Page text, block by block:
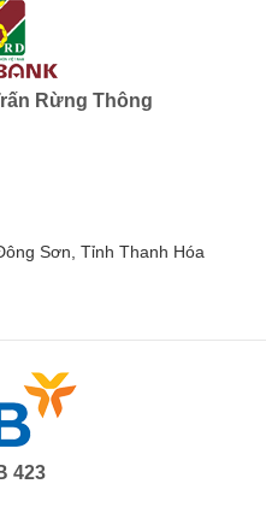
Rừng Thông
Sơn, Tỉnh Thanh Hóa
423